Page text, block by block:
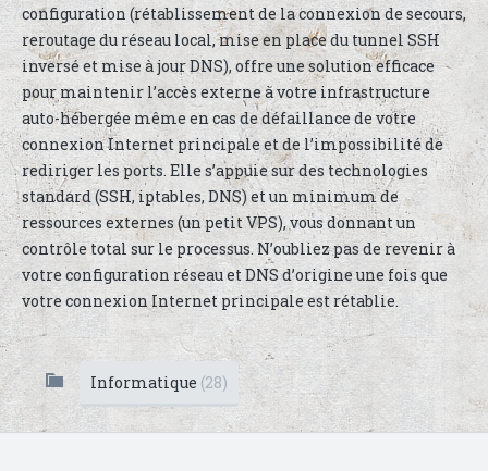
configuration (rétablissement de la connexion de secours,
reroutage du réseau local, mise en place du tunnel SSH
inversé et mise à jour DNS), offre une solution efficace
pour maintenir l’accès externe à votre infrastructure
auto-hébergée même en cas de défaillance de votre
connexion Internet principale et de l’impossibilité de
rediriger les ports. Elle s’appuie sur des technologies
standard (SSH, iptables, DNS) et un minimum de
ressources externes (un petit VPS), vous donnant un
contrôle total sur le processus. N’oubliez pas de revenir à
votre configuration réseau et DNS d’origine une fois que
votre connexion Internet principale est rétablie.
Informatique (28)